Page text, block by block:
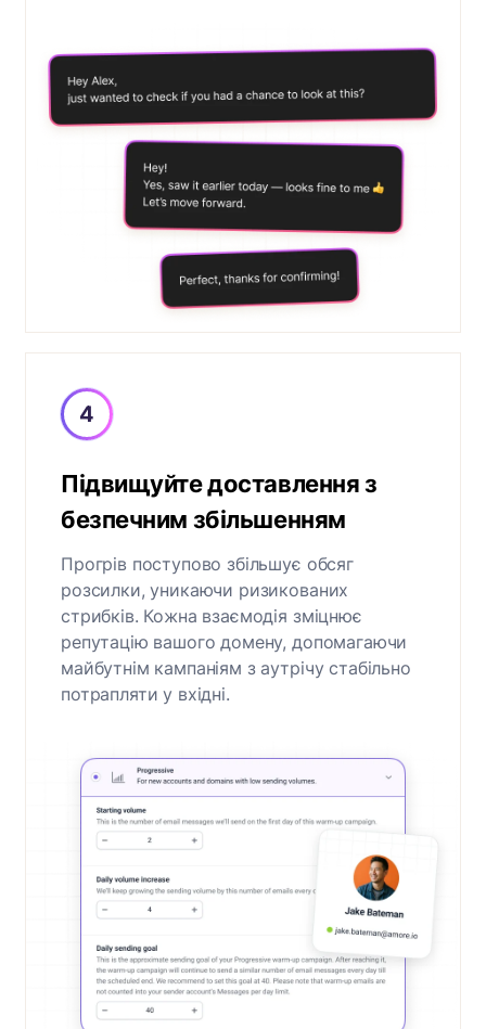
Підвищуйте доставлення з
безпечним збільшенням
Прогрів поступово збільшує обсяг
розсилки, уникаючи ризикованих
стрибків. Кожна взаємодія зміцнює
репутацію вашого домену, допомагаючи
майбутнім кампаніям з аутрічу стабільно
потрапляти у вхідні.